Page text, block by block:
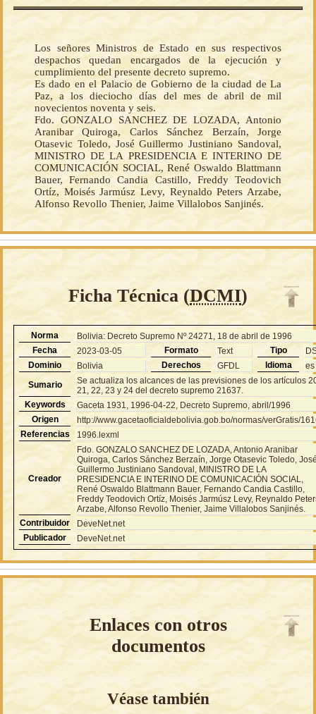
Los señores Ministros de Estado en sus respectivos
despachos quedan encargados de la ejecución y
cumplimiento del presente decreto supremo.
Es dado en el Palacio de Gobierno de la ciudad de La
Paz, a los dieciocho días del mes de abril de mil
novecientos noventa y seis.
Fdo. GONZALO SANCHEZ DE LOZADA, Antonio
Aranibar Quiroga, Carlos Sánchez Berzaín, Jorge
Otasevic Toledo, José Guillermo Justiniano Sandoval,
MINISTRO DE LA PRESIDENCIA E INTERINO DE
COMUNICACIÓN SOCIAL, René Oswaldo Blattmann
Bauer, Fernando Candia Castillo, Freddy Teodovich
Ortíz, Moisés Jarmúsz Levy, Reynaldo Peters Arzabe,
Alfonso Revollo Thenier, Jaime Villalobos Sanjinés.
Ficha Técnica (DCMI)
Norma
Bolivia: Decreto Supremo Nº 24271, 18 de abril de 1996
Fecha
2023-03-05 Formato Text Tipo
Dominio
Bolivia Derechos GFDL Idioma
es
Sumario
Se actualiza los alcances de las previsiones de los artículos
21, 22, 23 y 24 del decreto supremo 21637.
Keywords
Gaceta 1931, 1996-04-22, Decreto Supremo, abril/1996
Origen
http://www.gacetaoficialdebolivia.gob.bo/normas/verGratis/
Referencias
1996.lexml
Creador
Fdo. GONZALO SANCHEZ DE LOZADA, Antonio Aranibar
Quiroga, Carlos Sánchez Berzaín, Jorge Otasevic Toledo,
Guillermo Justiniano Sandoval, MINISTRO DE LA
PRESIDENCIA E INTERINO DE COMUNICACIÓN SOCIAL,
René Oswaldo Blattmann Bauer, Fernando Candia Castillo,
Freddy Teodovich Ortíz, Moisés Jarmúsz Levy, Reynaldo
Arzabe, Alfonso Revollo Thenier, Jaime Villalobos Sanjinés.
Contribuidor
DeveNet.net
Publicador
DeveNet.net
Enlaces con otros
documentos
Véase también